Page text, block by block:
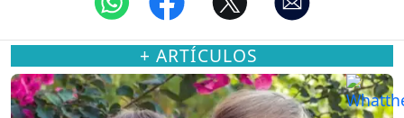
+ ARTÍCULOS